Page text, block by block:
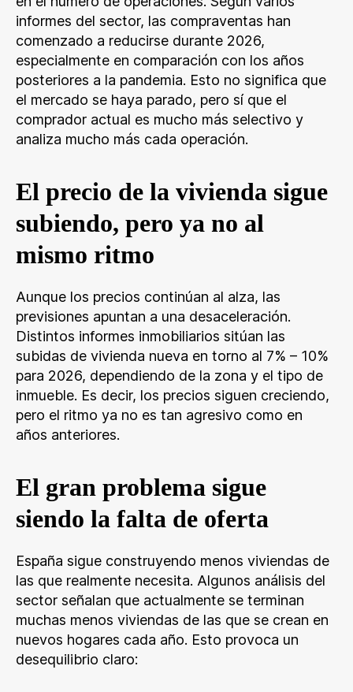
informes del sector, las compraventas han
comenzado a reducirse durante 2026,
especialmente en comparación con los años
posteriores a la pandemia. Esto no significa que
el mercado se haya parado, pero sí que el
comprador actual es mucho más selectivo y
analiza mucho más cada operación.
El precio de la vivienda sigue
subiendo, pero ya no al
mismo ritmo
Aunque los precios continúan al alza, las
previsiones apuntan a una desaceleración.
Distintos informes inmobiliarios sitúan las
subidas de vivienda nueva en torno al 7% – 10%
para 2026, dependiendo de la zona y el tipo de
inmueble. Es decir, los precios siguen creciendo,
pero el ritmo ya no es tan agresivo como en
años anteriores.
El gran problema sigue
siendo la falta de oferta
España sigue construyendo menos viviendas de
las que realmente necesita. Algunos análisis del
sector señalan que actualmente se terminan
muchas menos viviendas de las que se crean en
nuevos hogares cada año. Esto provoca un
desequilibrio claro: